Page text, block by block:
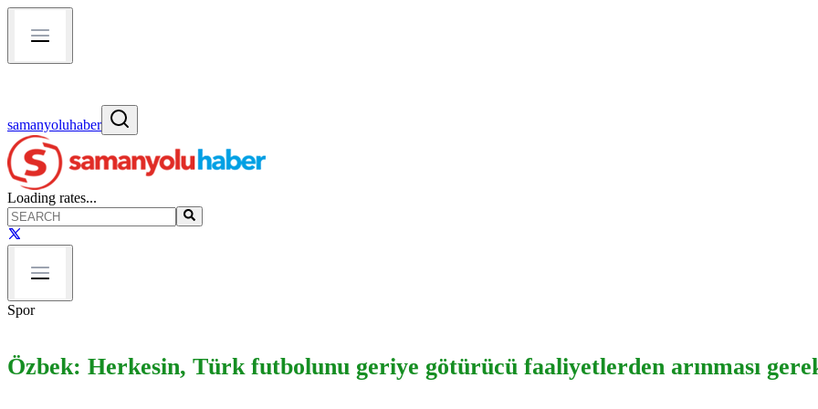
samanyoluhaber
Loading rates...
Spor
Özbek: Herkesin, Türk futbolunu geriye götürücü faaliyetlerden arınması